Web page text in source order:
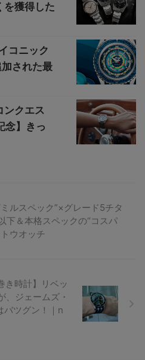
獲得した
コニック
された最
ンクエス
念】きっ
ミルスペック”×グレード5チタ
下＆本格スペックの“コスパ
ウオッチ
き時計】リベッ
、ジェームズ・
バツグン！｜n